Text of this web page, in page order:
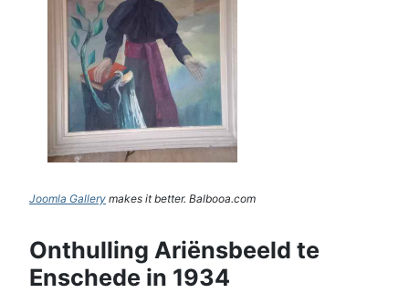
Joomla Gallery makes it better. Balbooa.com
Onthulling Ariënsbeeld te
Enschede in 1934